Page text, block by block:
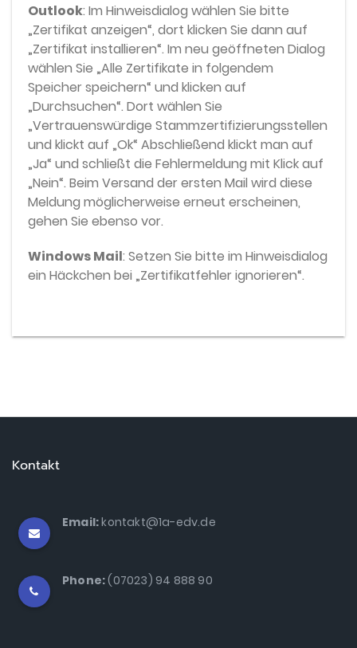
Outlook: Im Hinweisdialog wählen Sie bitte
„Zertifikat anzeigen“, dort klicken Sie dann auf
„Zertifikat installieren“. Im neu geöffneten Dialog
wählen Sie „Alle Zertifikate in folgendem
Speicher speichern“ und klicken auf
„Durchsuchen“. Dort wählen Sie
„Vertrauenswürdige Stammzertifizierungsstellen
und klickt auf „Ok“ Abschließend klickt man auf
„Ja“ und schließt die Fehlermeldung mit Klick auf
„Nein“. Beim Versand der ersten Mail wird diese
Meldung möglicherweise erneut erscheinen,
gehen Sie ebenso vor.
Windows Mail: Setzen Sie bitte im Hinweisdialog
ein Häckchen bei „Zertifikatfehler ignorieren“.
Kontakt
Email:kontakt@1a-edv.de
Phone:(07023) 94 888 90